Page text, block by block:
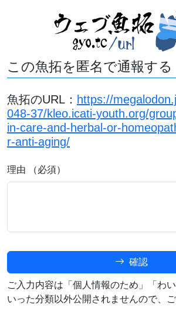
この魚拓を匿名で通報する
魚拓のURL： https://
048-37/kleo.icati-youth.org/
in-care-and-herbal-or-
r-anti-aging/
理由 （必須）
確認
ご入力内容は「個人情報のため」「わ
いった分類以外公開されませんので、ご